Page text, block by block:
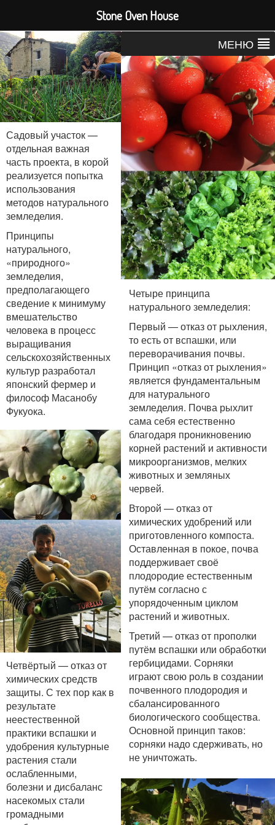
Садовый участок —
отдельная важная
часть проекта, в корой
реализуется попытка
использования
методов натурального
земледелия.
Принципы
натурального,
«природного»
земледелия,
предполагающего
сведение к минимуму
вмешательство
человека в процесс
выращивания
сельскохозяйственных
культур разработал
японский фермер и
философ Масанобу
Фукуока.
Четвёртый — отказ от
химических средств
защиты. С тех пор как в
результате
неестественной
практики вспашки и
удобрения культурные
растения стали
ослабленными,
болезни и дисбаланс
насекомых стали
громадными
МЕНЮ
Четыре принципа
натурального земледелия:
Первый — отказ от рыхления,
то есть от вспашки, или
переворачивания почвы.
Принцип «отказ от рыхления»
является фундаментальным
для натурального
земледелия. Почва рыхлит
сама себя естественно
благодаря проникновению
корней растений и активности
микроорганизмов, мелких
животных и земляных
червей.
Второй — отказ от
химических удобрений или
приготовленного компоста.
Оставленная в покое, почва
поддерживает своё
плодородие естественным
путём согласно с
упорядоченным циклом
растений и животных.
Третий — отказ от прополки
путём вспашки или обработки
гербицидами. Сорняки
играют свою роль в создании
почвенного плодородия и
сбалансированного
биологического сообщества.
Основной принцип таков:
сорняки надо сдерживать, но
не уничтожать.
Stone Oven House